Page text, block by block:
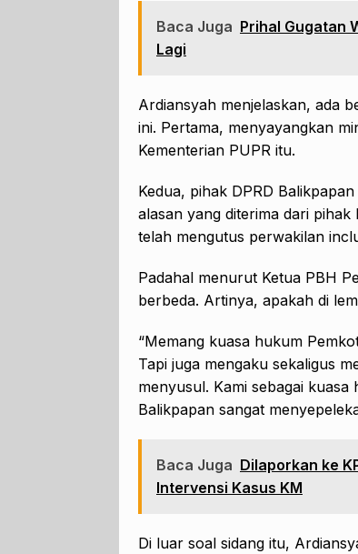
Baca Juga Prihal Gugatan
Lagi
Ardiansyah menjelaskan, ada
ini. Pertama, menyayangkan
Kementerian PUPR itu.
Kedua, pihak DPRD
alasan yang diterima dari
telah mengutus perwakilan
Padahal menurut Ketua PBH
berbeda. Artinya, apakah di
“Memang kuasa hukum
Tapi juga mengaku sekaligus
menyusul. Kami sebagai
Balikpapan sangat
Baca Juga Dilaporkan ke
Intervensi Kasus KM
Di luar soal sidang itu,